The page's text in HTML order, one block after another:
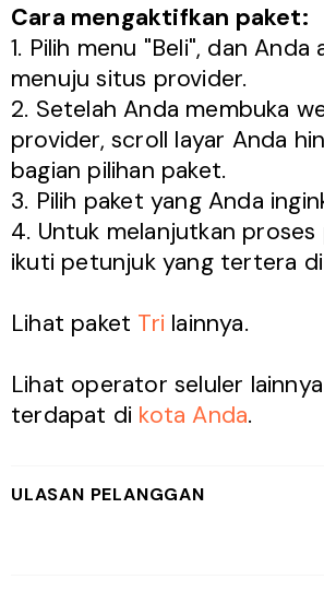
Cara mengaktifkan paket:
1. Pilih menu "Beli", dan Anda
menuju situs provider.
2. Setelah Anda membuka
provider, scroll layar Anda
bagian pilihan paket.
3. Pilih paket yang Anda
4. Untuk melanjutkan proses
ikuti petunjuk yang tertera di
Lihat paket Tri lainnya.
Lihat operator seluler
terdapat di kota Anda.
ULASAN PELANGGAN